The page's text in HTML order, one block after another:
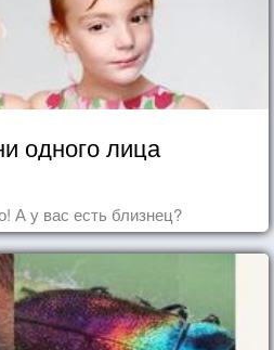
одного лица
А у вас есть близнец?